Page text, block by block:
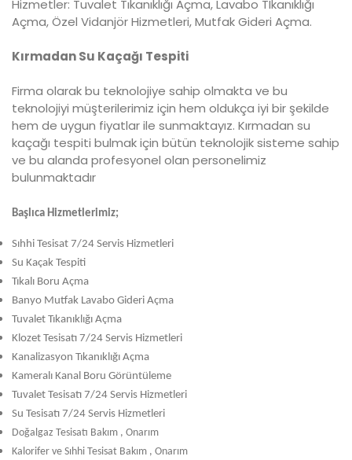
Hizmetler: Tuvalet Tıkanıklığı Açma, Lavabo TIkanıklığı
Açma, Özel Vidanjör Hizmetleri, Mutfak Gideri Açma.
Kırmadan Su Kaçağı Tespiti
Firma olarak bu teknolojiye sahip olmakta ve bu
teknolojiyi müşterilerimiz için hem oldukça iyi bir şekilde
hem de uygun fiyatlar ile sunmaktayız. Kırmadan su
kaçağı tespiti bulmak için bütün teknolojik sisteme sahip
ve bu alanda profesyonel olan personelimiz
bulunmaktadır
Başlıca Hizmetlerimiz;
Sıhhi Tesisat 7/24 Servis Hizmetleri
Su Kaçak Tespiti
Tıkalı Boru Açma
Banyo Mutfak Lavabo Gideri Açma
Tuvalet Tıkanıklığı Açma
Klozet Tesisatı 7/24 Servis Hizmetleri
Kanalizasyon Tıkanıklığı Açma
Kameralı Kanal Boru Görüntüleme
Tuvalet Tesisatı 7/24 Servis Hizmetleri
Su Tesisatı 7/24 Servis Hizmetleri
Doğalgaz Tesisatı Bakım , Onarım
Kalorifer ve Sıhhi Tesisat Bakım , Onarım